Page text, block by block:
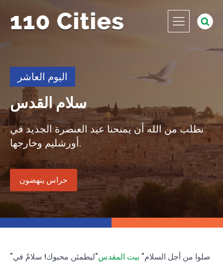
اليوم العاشر
سلام القدس
نطلب من الله أن يمنحنا عيد العنصرة الجديد في
أورشليم وخارجها.
حراس ينهضون
"صلوا من أجل السلام" بيت المقدس"ليطمئن محبوك! سلامٌ في